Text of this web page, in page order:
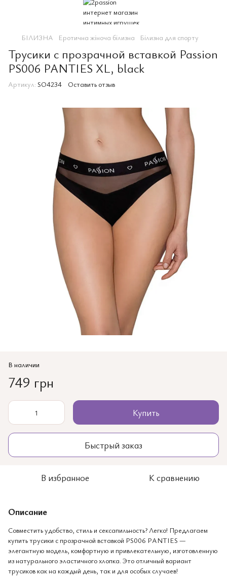
БІЛИЗНА Еротична жіноча білизна Білизна для спорту
Трусики с прозрачной вставкой Passion
PS006 PANTIES XL, black
Артикул: SO4234 Оставить отзыв
В наличии
749 грн
Купить
Быстрый заказ
В избранное К сравнению
Описание
Совместить удобство, стиль и сексапильность? Легко! Предлагаем
купить трусики с прозрачной вставкой PS006 PANTIES —
элегантную модель, комфортную и привлекательную, изготовленную
из натурального эластичного хлопка. Это отличный вариант
трусиков как на каждый день, так и для особых случаев!